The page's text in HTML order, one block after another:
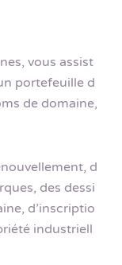
vous assist
portefeuille d
de domaine,
d
des dessi
d’inscriptio
industriell